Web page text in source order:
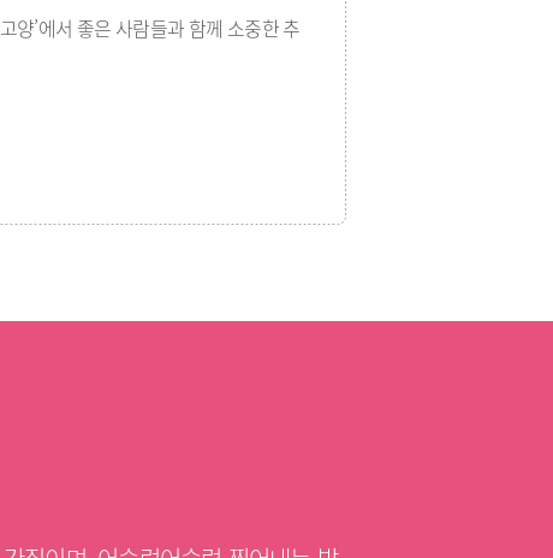
양’에서 좋은 사람들과 함께 소중한 추